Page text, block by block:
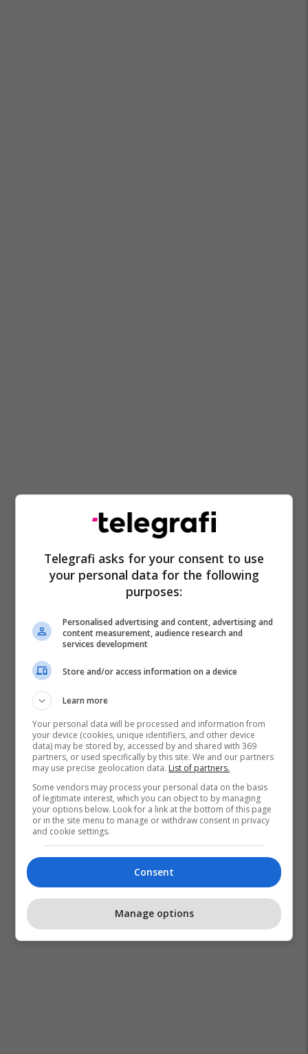
Aknet
Telegrafi asks for your consent to use
your personal data for the following
purposes:
Personalised advertising and content, advertising and
content measurement, audience research and
services development
Store and/or access information on a device
Learn more
Your personal data will be processed and information from
your device (cookies, unique identifiers, and other device
data) may be stored by, accessed by and shared with 369
partners, or used specifically by this site. We and our partners
may use precise geolocation data. List of partners.
Some vendors may process your personal data on the basis
of legitimate interest, which you can object to by managing
your options below. Look for a link at the bottom of this page
or in the site menu to manage or withdraw consent in privacy
and cookie settings.
Consent
Manage options